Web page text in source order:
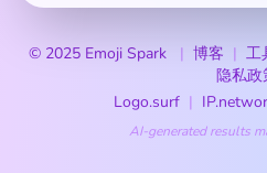
© 2025 Emoji Spark 博客 工
隐私政
Logo.surf
AI-generated results